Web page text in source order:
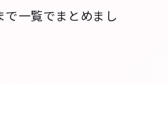
で一覧でまとめまし